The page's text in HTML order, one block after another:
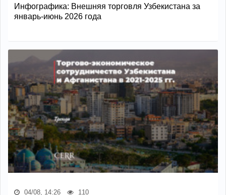
Инфографика: Внешняя торговля Узбекистана за
январь-июнь 2026 года
04/08, 14:26 110